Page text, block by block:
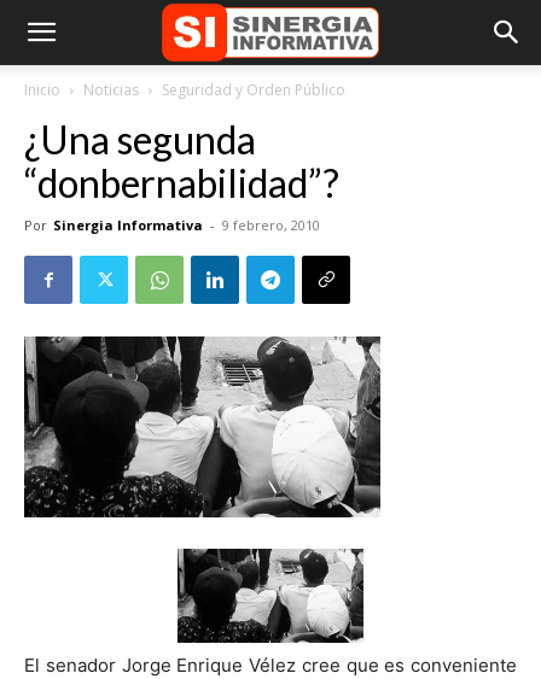
Inicio Noticias Seguridad y Orden Público
¿Una segunda
“donbernabilidad”?
Por Sinergia Informativa - 9 febrero, 2010
El senador Jorge Enrique Vélez cree que es conveniente